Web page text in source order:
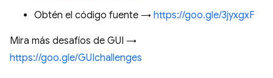
Obtén el código fuente → https://goo.gle/3jyxgxF
Mira más desafíos de GUI →
https://goo.gle/GUIchallenges